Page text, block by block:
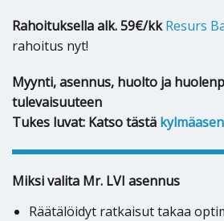
Rahoituksella alk. 59€/kk Resurs
rahoitus nyt!
Myynti, asennus, huolto ja
tulevaisuuteen
Tukes luvat: Katso tästä
Miksi valita Mr. LVI asennus
Räätälöidyt ratkaisut takaa